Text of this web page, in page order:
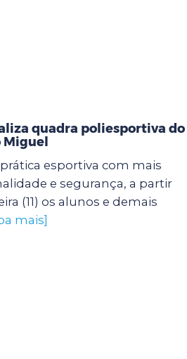
quadra poliesportiva do
Miguel
esportiva com mais
e segurança, a partir
(11) os alunos e demais
mais]